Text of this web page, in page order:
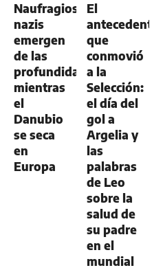
Naufragios
nazis
emergen
de las
profundidades
mientras
el
Danubio
se seca
en
Europa
El
antecedente
que
conmovió
a la
Selección:
el día del
gol a
Argelia y
las
palabras
de Leo
sobre la
salud de
su padre
en el
mundial